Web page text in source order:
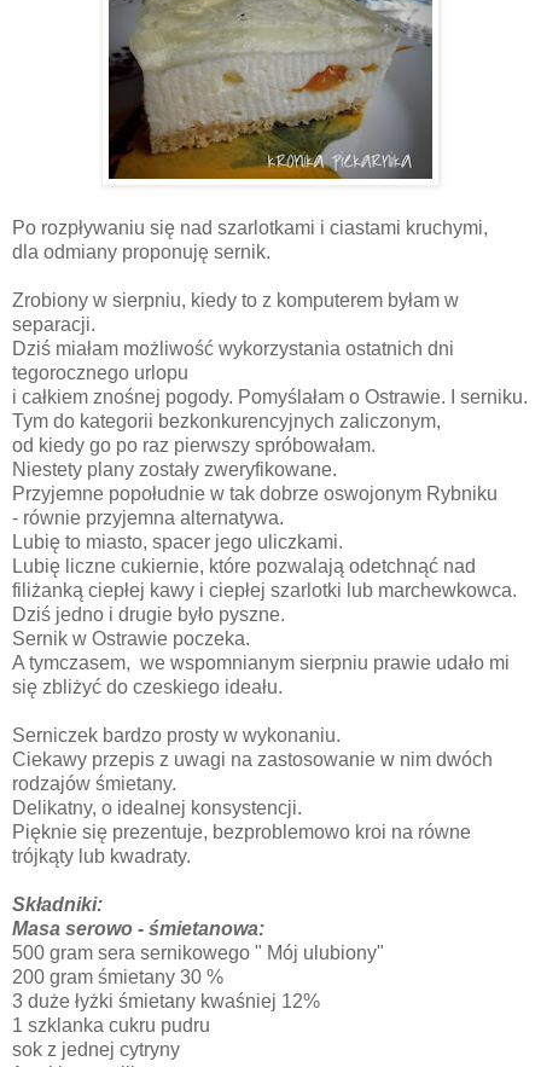
Po rozpływaniu się nad szarlotkami i ciastami kruchymi,
dla odmiany proponuję sernik.
Zrobiony w sierpniu, kiedy to z komputerem byłam w
separacji.
Dziś miałam możliwość wykorzystania ostatnich dni
tegorocznego urlopu
i całkiem znośnej pogody. Pomyślałam o Ostrawie. I serniku.
Tym do kategorii bezkonkurencyjnych zaliczonym,
od kiedy go po raz pierwszy spróbowałam.
Niestety plany zostały zweryfikowane.
Przyjemne popołudnie w tak dobrze oswojonym Rybniku
- równie przyjemna alternatywa.
Lubię to miasto, spacer jego uliczkami.
Lubię liczne cukiernie, które pozwalają odetchnąć nad
filiżanką ciepłej kawy i ciepłej szarlotki lub marchewkowca.
Dziś jedno i drugie było pyszne.
Sernik w Ostrawie poczeka.
A tymczasem, we wspomnianym sierpniu prawie udało mi
się zbliżyć do czeskiego ideału.
Serniczek bardzo prosty w wykonaniu.
Ciekawy przepis z uwagi na zastosowanie w nim dwóch
rodzajów śmietany.
Delikatny, o idealnej konsystencji.
Pięknie się prezentuje, bezproblemowo kroi na równe
trójkąty lub kwadraty.
Składniki:
Masa serowo - śmietanowa:
500 gram sera sernikowego " Mój ulubiony"
200 gram śmietany 30 %
3 duże łyżki śmietany kwaśniej 12%
1 szklanka cukru pudru
sok z jednej cytryny